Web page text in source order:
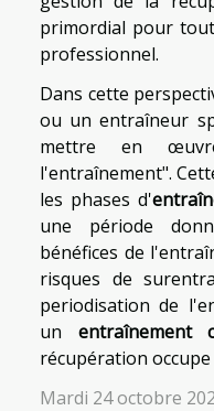
primordial pour
professionnel.
Dans cette
ou un entraîneur
mettre en
l'entraînement".
les phases d'
une période
bénéfices de
risques de
periodisation de
un entraînement
récupération
Mardi 24 octobre